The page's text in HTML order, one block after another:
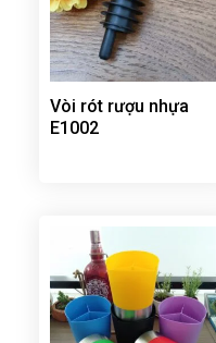
Vòi rót rượu nhựa
E1002